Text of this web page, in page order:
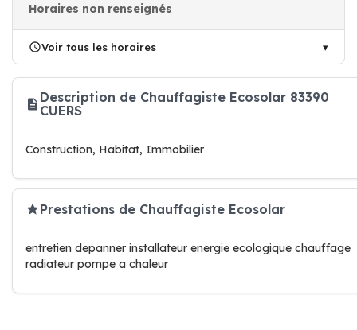
Horaires non renseignés
Voir tous les horaires
Description de Chauffagiste Ecosolar 83390
CUERS
Construction, Habitat, Immobilier
Prestations de Chauffagiste Ecosolar
entretien depanner installateur energie ecologique chauffage
radiateur pompe a chaleur